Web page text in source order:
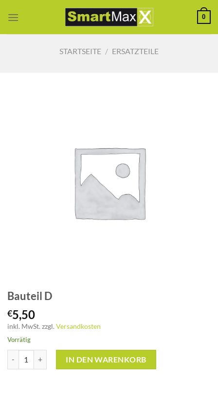
Inhalt
0
STARTSEITE / ERSATZTEILE
Bauteil D
€5,50
inkl. MwSt. zzgl. Versandkosten
Vorrätig
IN DEN WARENKORB